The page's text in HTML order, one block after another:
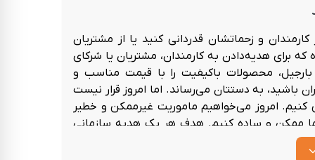
و زحماتشان قدردانی کنید یا از مشتریان
برای هدیه‌دادن به کارمندان، مشتریان یا شرکای
بارجیل، محصولات باکیفیت را با قیمت مناسب و
باشید، به دستتان می‌رساند. اما امروز قرار نیست
امروز می‌خواهیم ماموریت غیرممکن و خطیر
ممکن و ساده کنیم. هدف هر پک هدیه سازمانی